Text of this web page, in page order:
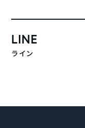
LINE
ライン